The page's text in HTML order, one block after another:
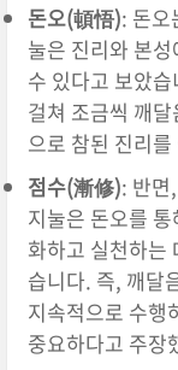
돈오(頓悟): 돈오
눌은 진리와 본
수 있다고 보았
걸쳐 조금씩 깨
으로 참된 진리
점수(漸修): 반면
지눌은 돈오를
화하고 실천하는
습니다. 즉, 깨달
지속적으로 수행
중요하다고 주장